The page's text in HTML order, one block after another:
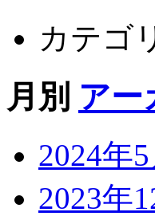
カテゴ
月別 アー
2024年
2023年